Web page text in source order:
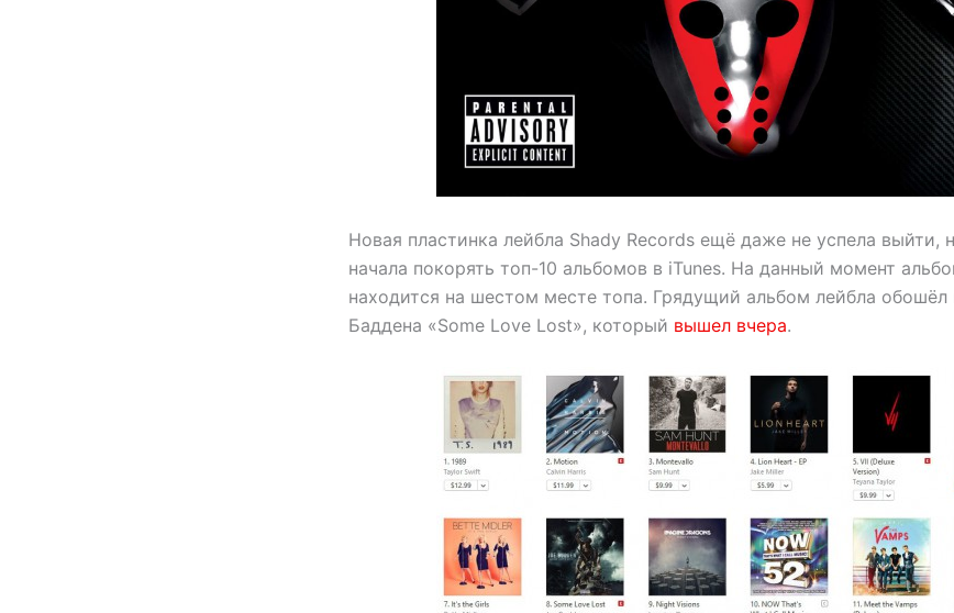
Новая пластинка лейбла Shady Records ещё даже не успела выйти,
начала покорять топ-10 альбомов в iTunes. На данный момент
находится на шестом месте топа. Грядущий альбом лейбла
Баддена «Some Love Lost», который вышел вчера.